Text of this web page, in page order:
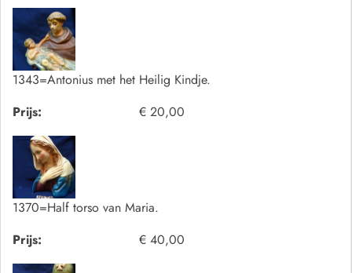
1343=Antonius met het Heilig Kindje.
Prijs:
€ 20,00
1370=Half torso van Maria.
Prijs:
€ 40,00